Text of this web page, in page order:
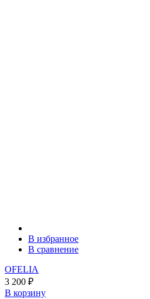
В избранное
В сравнение
OFELIA
3 200 ₽
В корзину